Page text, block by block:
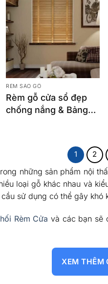
RÈM SÁO GỖ
Rèm gỗ cửa sổ đẹp
chống nắng & Bảng
1 2
những sản phẩm nội
loại gỗ khác nhau và
sử dụng có thể gây khó
Rèm Cửa và các bạn sẽ
XEM THÊM